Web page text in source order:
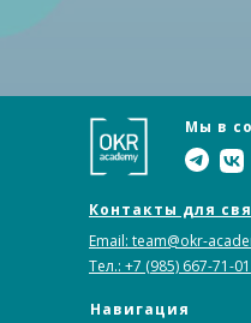
Навигация
Контакты для
Мы в
Тел.: +7 (985) 667-71-01
Email: team@okr-